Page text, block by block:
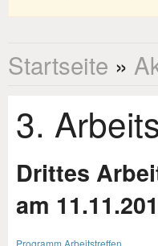
Startseite »
3.
Drittes
am
Programm Arbeitstreffen